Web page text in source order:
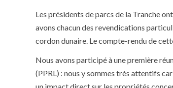
Les présidents de parcs de la Tranche
avons chacun des revendications
cordon dunaire. Le compte-rendu de
Nous avons participé à une première
(PPRL) : nous y sommes très attentifs